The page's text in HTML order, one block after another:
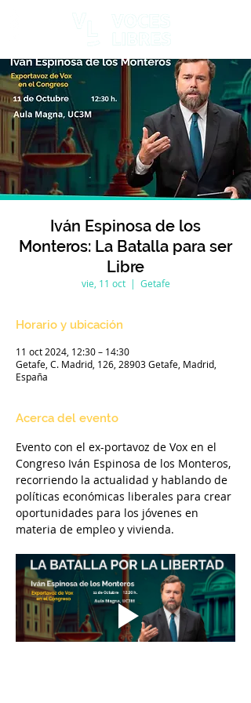
Iván Espinosa de los
Monteros: La Batalla para ser
Libre
vie, 11 oct
  |
Getafe
Horario y ubicación
11 oct 2024, 12:30 – 14:30
Getafe, C. Madrid, 126, 28903 Getafe, Madrid,
España
Acerca del evento
Evento con el ex-portavoz de Vox en el
Congreso Iván Espinosa de los Monteros,
recorriendo la actualidad y hablando de
políticas económicas liberales para crear
oportunidades para los jóvenes en
materia de empleo y vivienda.